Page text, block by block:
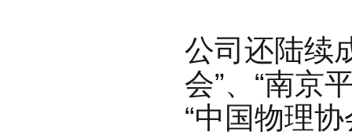
公司还陆续
会”、“南京
“中 国物理